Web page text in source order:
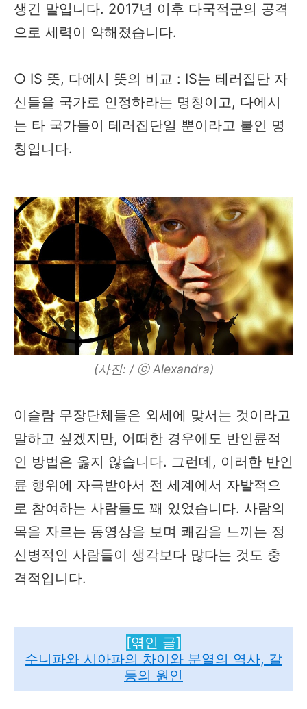
생긴 말입니다. 2017년 이후 다국적군의 공격
으로 세력이 약해졌습니다.
○ IS 뜻, 다에시 뜻의 비교 : IS는 테러집단 자
신들을 국가로 인정하라는 명칭이고, 다에시
는 타 국가들이 테러집단일 뿐이라고 붙인 명
칭입니다.
(사진: / ⓒ Alexandra)
이슬람 무장단체들은 외세에 맞서는 것이라고
말하고 싶겠지만, 어떠한 경우에도 반인륜적
인 방법은 옳지 않습니다. 그런데, 이러한 반인
륜 행위에 자극받아서 전 세계에서 자발적으
로 참여하는 사람들도 꽤 있었습니다. 사람의
목을 자르는 동영상을 보며 쾌감을 느끼는 정
신병적인 사람들이 생각보다 많다는 것도 충
격적입니다.
[엮인 글]
수니파와 시아파의 차이와 분열의 역사, 갈
등의 원인